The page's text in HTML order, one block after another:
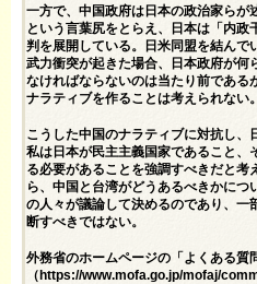
一方で、中国政府は日本の政治家らが
という言葉尻をとらえ、日本は「内政
判を展開している。日米同盟を結んで
武力衝突が起きた場合、日本政府が何
なければならないのは当たり前である
ナラティブを作ることは考えられない。
こうした中国のナラティブに対抗し、
私は日本が民主主義国家であること、
る必要があることを強調すべきだと考
ら、中国と台湾がどうあるべきかにつ
の人々が議論して決めるのであり、一
断すべきではない。
外務省のホームページの「よくある質
（ https://www.mofa.go.jp/mofaj/